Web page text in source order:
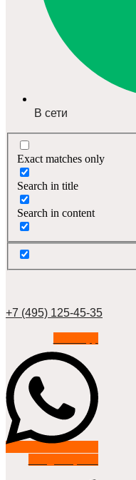
В сети
Exact matches only
Search in title
Search in content
+7 (495) 125-45-35